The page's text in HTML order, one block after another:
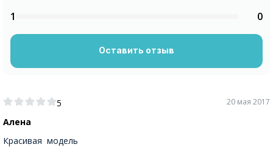
5
Алена
20 мая 2017
Красивая модель
1
0
Оставить отзыв